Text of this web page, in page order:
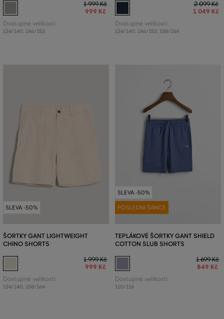
1 999 Kč
999 Kč
Dostupné velikosti:
134/140, 146/152
2 099 Kč
1 049 Kč
Dostupné velikosti:
134/140, 146/152, 158/164
SLEVA -50%
ŠORTKY GANT LIGHTWEIGHT
CHINO SHORTS
1 999 Kč
999 Kč
Dostupné velikosti:
134/140, 158/164
SLEVA -50%
POSLEDNÍ ŠANCE
TEPLÁKOVÉ ŠORTKY GANT SHIELD
COTTON SLUB SHORTS
1 699 Kč
849 Kč
Dostupné velikosti:
110/116